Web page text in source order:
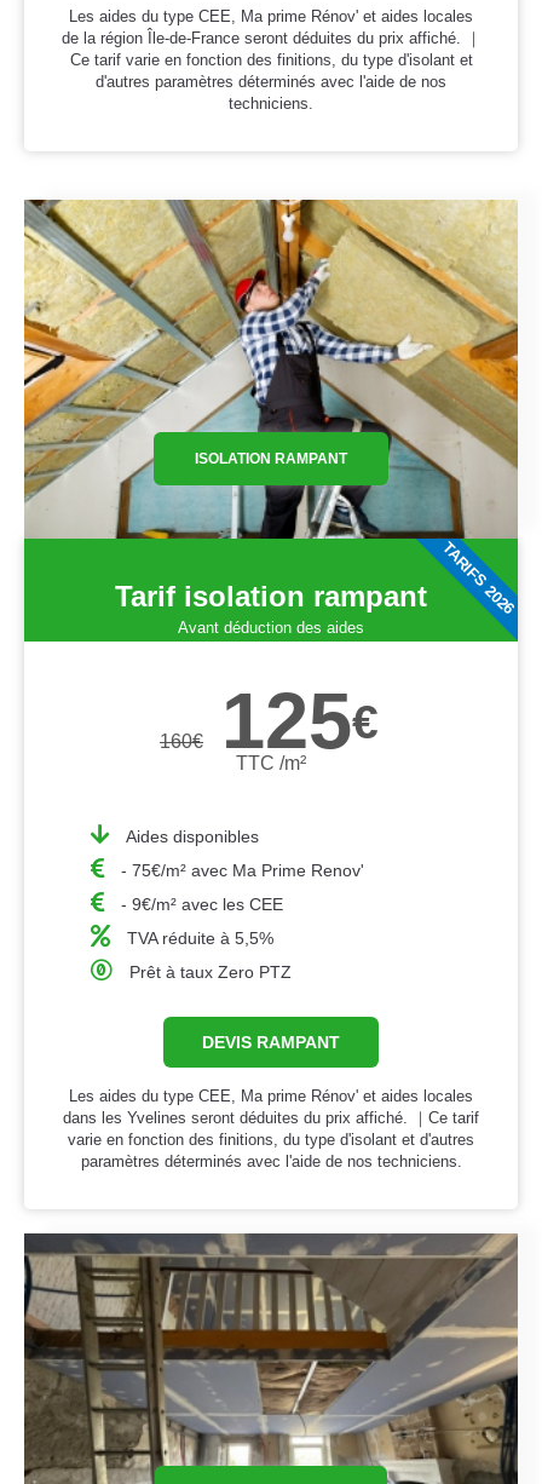
Les aides du type CEE, Ma prime Rénov' et aides locales
de la région Île-de-France seront déduites du prix affiché. ｜
Ce tarif varie en fonction des finitions, du type d'isolant et
d'autres paramètres déterminés avec l'aide de nos
techniciens.
ISOLATION RAMPANT
Tarif isolation rampant
Avant déduction des aides
160€ 125€
TTC /m²
Aides disponibles
- 75€/m² avec Ma Prime Renov'
- 9€/m² avec les CEE
TVA réduite à 5,5%
Prêt à taux Zero PTZ
DEVIS RAMPANT
Les aides du type CEE, Ma prime Rénov' et aides locales
dans les Yvelines seront déduites du prix affiché. ｜Ce tarif
varie en fonction des finitions, du type d'isolant et d'autres
paramètres déterminés avec l'aide de nos techniciens.
TARIFS 2026